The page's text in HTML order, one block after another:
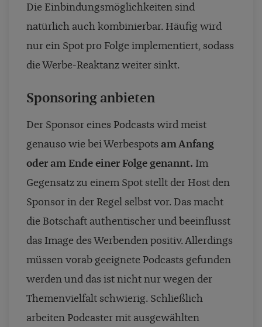
Die Einbindungsmöglichkeiten sind
natürlich auch kombinierbar. Häufig wird
nur ein Spot pro Folge implementiert, sodass
die Werbe-Reaktanz weiter sinkt.
Sponsoring anbieten
Der Sponsor eines Podcasts wird meist
genauso wie bei Werbespots am Anfang
oder am Ende einer Folge genannt. Im
Gegensatz zu einem Spot stellt der Host den
Sponsor in der Regel selbst vor. Das macht
die Botschaft authentischer und beeinflusst
das Image des Werbenden positiv. Allerdings
müssen vorab geeignete Podcasts gefunden
werden und das ist nicht nur wegen der
Themenvielfalt schwierig. Schließlich
arbeiten Podcaster mit ausgewählten